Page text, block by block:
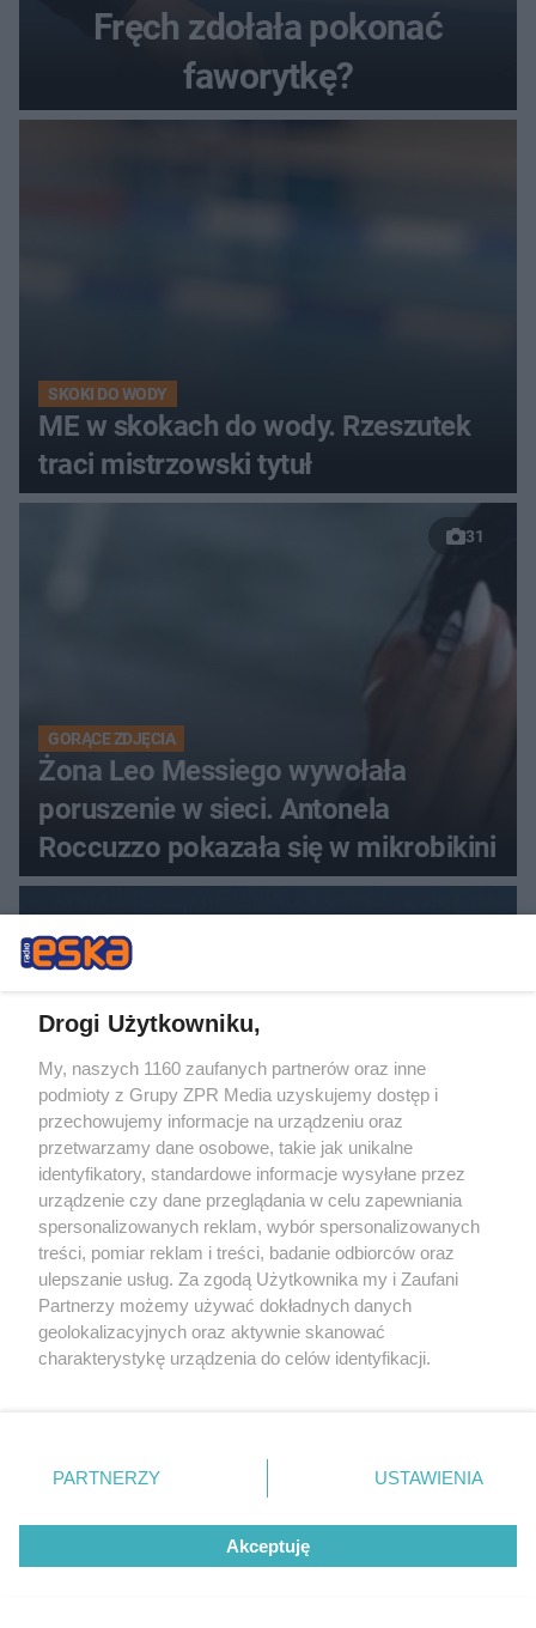
Fręch zdołała pokonać
faworytkę?
SKOKI DO WODY
ME w skokach do wody. Rzeszutek
traci mistrzowski tytuł
31
GORĄCE ZDJĘCIA
Żona Leo Messiego wywołała
poruszenie w sieci. Antonela
Roccuzzo pokazała się w mikrobikini
EWA WOYDYŁŁO PRZEPRASZA
Ewa Woydyłło kaja się po
skandalicznych słowach o Idze
Świątek. "Jest mi wstyd"
ZOBACZ WIĘCEJ
Drogi Użytkowniku,
My, naszych 1160 zaufanych partnerów oraz inne
podmioty z Grupy ZPR Media uzyskujemy dostęp i
przechowujemy informacje na urządzeniu oraz
przetwarzamy dane osobowe, takie jak unikalne
identyfikatory, standardowe informacje wysyłane przez
urządzenie czy dane przeglądania w celu zapewniania
spersonalizowanych reklam, wybór spersonalizowanych
treści, pomiar reklam i treści, badanie odbiorców oraz
ulepszanie usług. Za zgodą Użytkownika my i Zaufani
Partnerzy możemy używać dokładnych danych
geolokalizacyjnych oraz aktywnie skanować
charakterystykę urządzenia do celów identyfikacji.
zmienić/wycofać klikając przycisk ustawień prywatności
znajdujący się w lewym dolnym rogu strony
rodzaje przetwarzania danych nie wymagają zgody
użytkownika, ale masz prawo sprzeciwić się takiemu
przetwarzaniu. Preferencje będą miały zastosowanie tylko
PARTNERZY USTAWIENIA
Akceptuję